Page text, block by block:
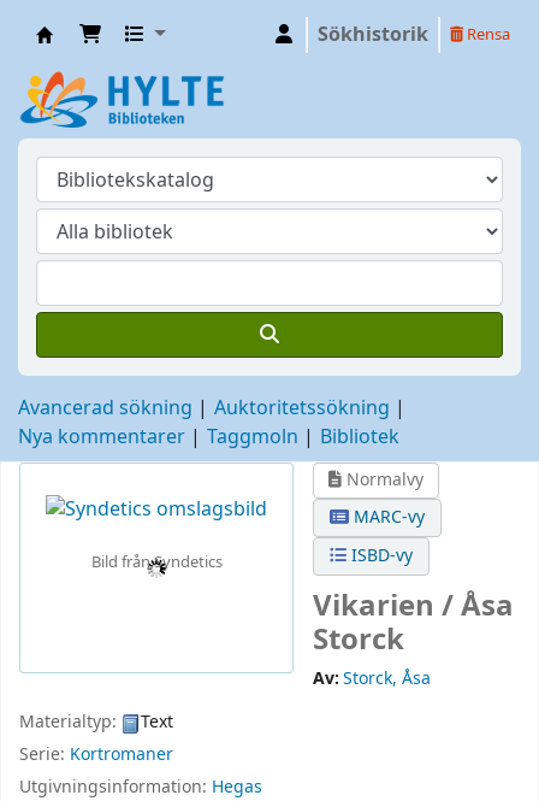
Sökhistorik Rensa
Avancerad sökning
Auktoritetssökning
Nya kommentarer
Taggmoln Bibliotek
Bild från Syndetics
Normalvy
MARC-vy
ISBD-vy
Vikarien /Åsa
Storck
Av:Storck, Åsa
Materialtyp:
Text
Serie: Kortromaner
Utgivningsinformation: Hegas